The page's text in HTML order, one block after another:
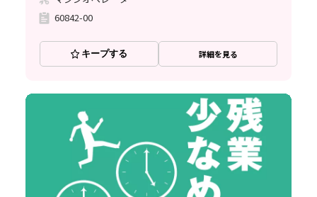
60842-00
キープする 詳細を見る